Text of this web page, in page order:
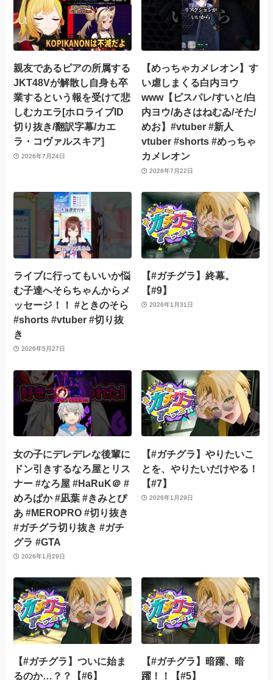
親友であるピアの所属する
JKT48Vが解散し自身も卒
業するという報を受けて悲
しむカエラ[ホロライブID
切り抜き/翻訳字幕/カエ
ラ・コヴァルスキア]
2026年7月24日
【めっちゃカメレオン】す
い虐しまくる白内ヨウ
www【ピスパレ/すいと/白
内ヨウ/あさはねむゐ/そた/
めお】#vtuber #新人
vtuber #shorts #めっちゃ
カメレオン
2026年7月22日
ライブに行ってもいいか悩
む子達へそらちゃんからメ
ッセージ！！ #ときのそら
#shorts #vtuber #切り抜
き
2026年5月27日
【#ガチグラ】終幕。
【#9】
2026年1月31日
女の子にデレデレな後輩に
ドン引きするなろ屋とリス
ナー #なろ屋 #HaRuK＠ #
めろぱか #凪葉 #きみとぴ
あ #MEROPRO #切り抜き
#ガチグラ切り抜き #ガチ
グラ #GTA
2026年1月29日
【#ガチグラ】やりたいこ
とを、やりたいだけやる！
【#7】
2026年1月29日
【#ガチグラ】ついに始ま
るのか…？？【#6】
【#ガチグラ】暗躍、暗
躍！！【#5】